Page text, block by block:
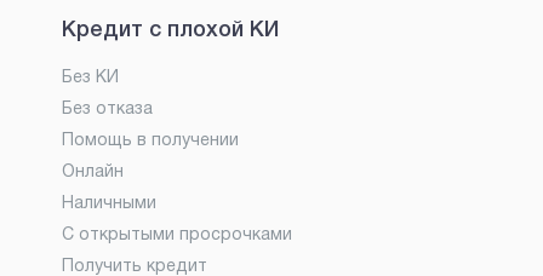
Кредит с плохой КИ
Без КИ
Без отказа
Помощь в получении
Онлайн
Наличными
С открытыми просрочками
Получить кредит